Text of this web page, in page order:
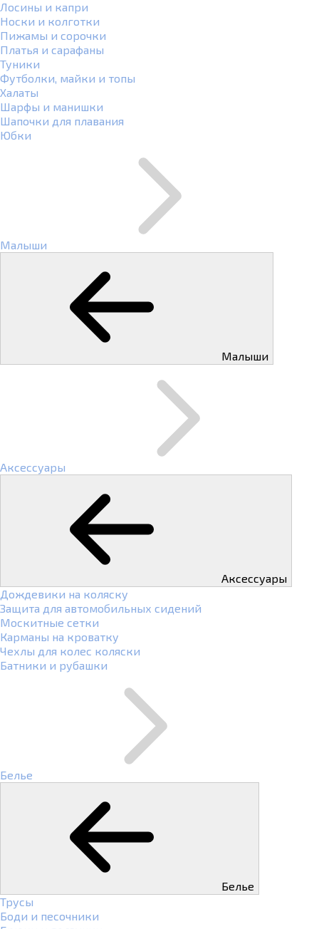
Лосины и капри
Носки и колготки
Пижамы и сорочки
Платья и сарафаны
Туники
Футболки, майки и топы
Халаты
Шарфы и манишки
Шапочки для плавания
Юбки
Малыши
Малыши
Аксессуары
Аксессуары
Дождевики на коляску
Защита для автомобильных сидений
Москитные сетки
Карманы на кроватку
Чехлы для колес коляски
Батники и рубашки
Белье
Белье
Трусы
Боди и песочники